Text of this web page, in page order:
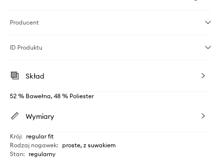
Producent
ID Produktu
Skład
52 % Bawełna, 48 % Poliester
Wymiary
Krój: regular fit
Rodzaj nogawek: proste, z suwakiem
Stan: regularny